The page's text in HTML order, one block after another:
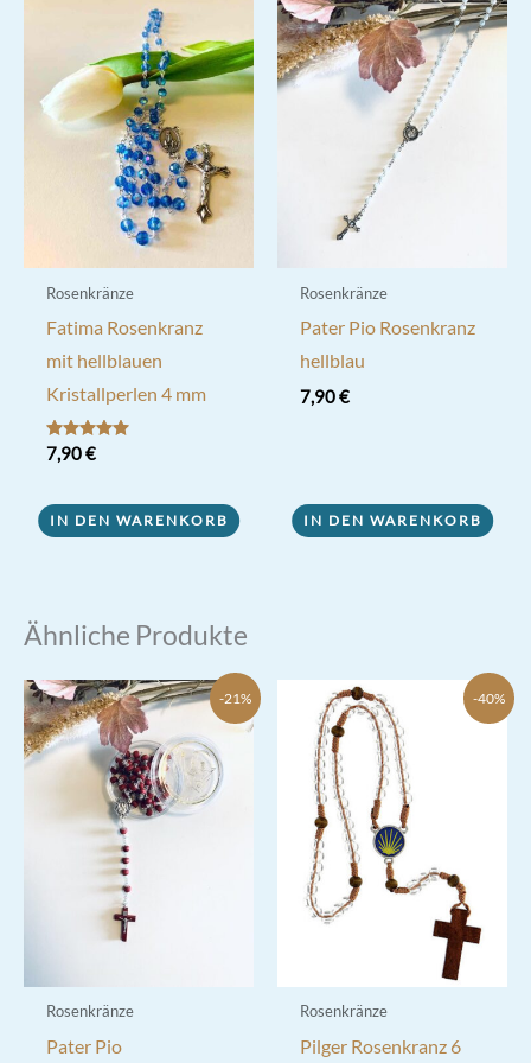
Rosenkränze
Fatima Rosenkranz
mit hellblauen
Kristallperlen 4 mm
Bewertet mit
5.00
7,90€
IN DEN WARENKORB
Rosenkränze
Pater Pio Rosenkranz
hellblau
7,90€
IN DEN WARENKORB
Ähnliche Produkte
-21%
Rosenkränze
Pater Pio
-40%
Rosenkränze
Pilger Rosenkranz 6